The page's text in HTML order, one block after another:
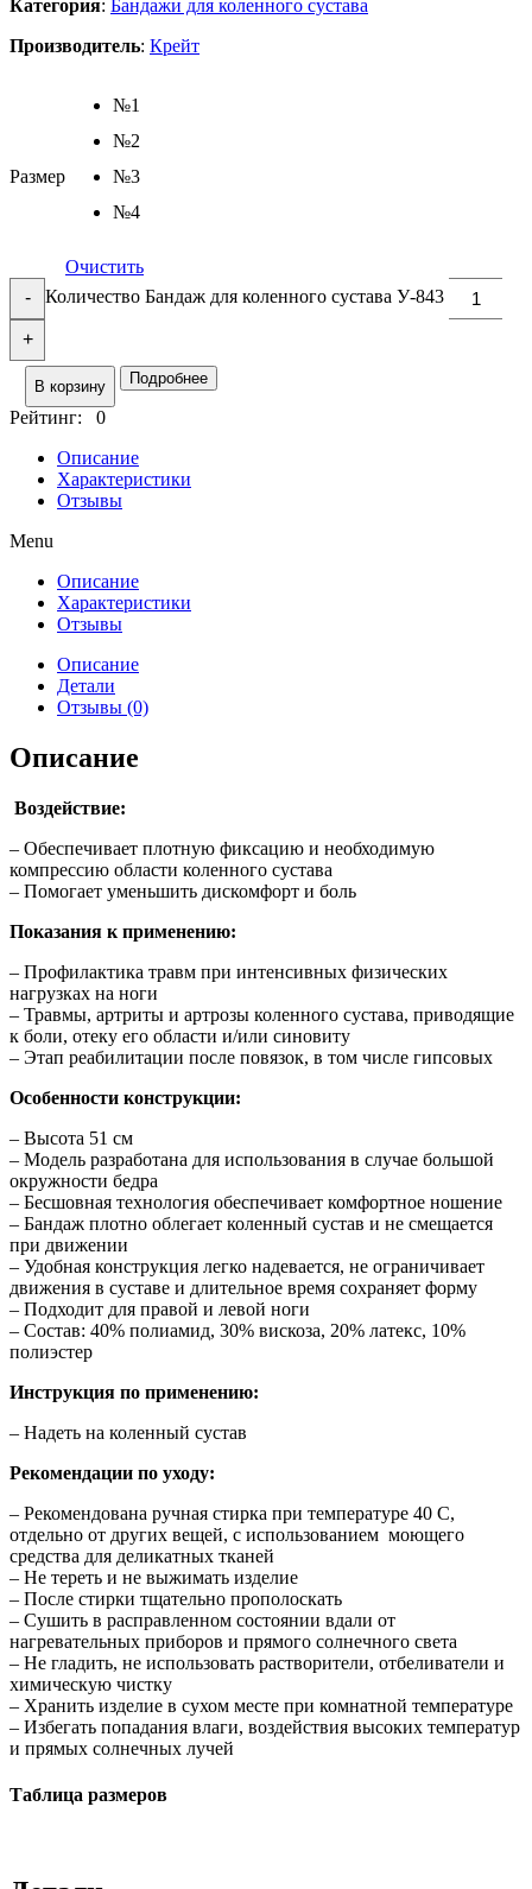
Категория: Бандажи для коленного сустава
Производитель: Крейт
Размер
№1
№2
№3
№4
Очистить
-
Количество Бандаж для коленного сустава У-843
+
В корзину Подробнее
Рейтинг: 0
Описание
Характеристики
Отзывы
Menu
Описание
Характеристики
Отзывы
Описание
Детали
Отзывы (0)
Описание
Воздействие:
– Обеспечивает плотную фиксацию и необходимую
компрессию области коленного сустава
– Помогает уменьшить дискомфорт и боль
Показания к применению:
– Профилактика травм при интенсивных физических
нагрузках на ноги
– Травмы, артриты и артрозы коленного сустава, приводящие
к боли, отеку его области и/или синовиту
– Этап реабилитации после повязок, в том числе гипсовых
Особенности конструкции:
– Высота 51 см
– Модель разработана для использования в случае большой
окружности бедра
– Бесшовная технология обеспечивает комфортное ношение
– Бандаж плотно облегает коленный сустав и не смещается
при движении
– Удобная конструкция легко надевается, не ограничивает
движения в суставе и длительное время сохраняет форму
– Подходит для правой и левой ноги
– Состав: 40% полиамид, 30% вискоза, 20% латекс, 10%
полиэстер
Инструкция по применению:
– Надеть на коленный сустав
Рекомендации по уходу:
– Рекомендована ручная стирка при температуре 40 С,
отдельно от других вещей, с использованием моющего
средства для деликатных тканей
– Не тереть и не выжимать изделие
– После стирки тщательно прополоскать
– Сушить в расправленном состоянии вдали от
нагревательных приборов и прямого солнечного света
– Не гладить, не использовать растворители, отбеливатели и
химическую чистку
– Хранить изделие в сухом месте при комнатной температуре
– Избегать попадания влаги, воздействия высоких температур
и прямых солнечных лучей
Таблица размеров